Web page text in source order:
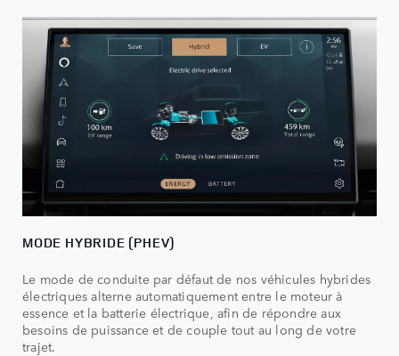
MODE HYBRIDE (PHEV)
Le mode de conduite par défaut de nos véhicules hybrides
électriques alterne automatiquement entre le moteur à
essence et la batterie électrique, afin de répondre aux
besoins de puissance et de couple tout au long de votre
trajet.